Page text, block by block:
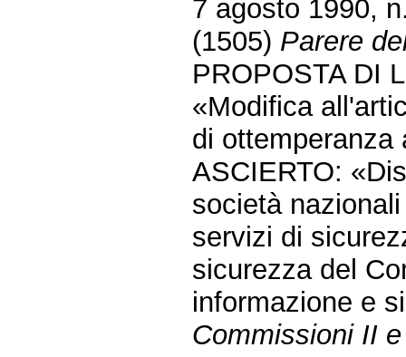
7 agosto 1990,
(1505) Parere
PROPOSTA DI
«Modifica
di ottemperanza
ASCIERTO:
società
servizi di
sicurezza del
informazione e
Commissioni II